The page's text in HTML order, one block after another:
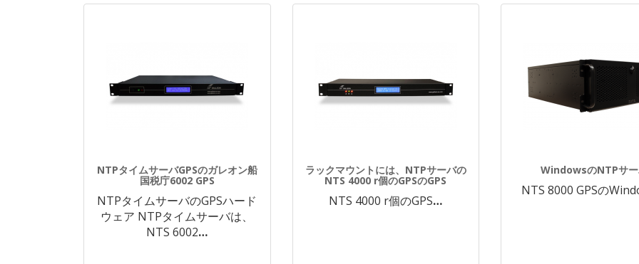
NTPタイムサーバGPSのガレオン船
国税庁6002 GPS
NTPタイムサーバのGPSハード
ウェア NTPタイムサーバは、
NTS 6002…
ラックマウントには、NTPサーバの
NTS 4000 r個のGPSのGPS
NTS 4000 r個のGPS…
WindowsのNTPサ
NTS 8000 GPSの